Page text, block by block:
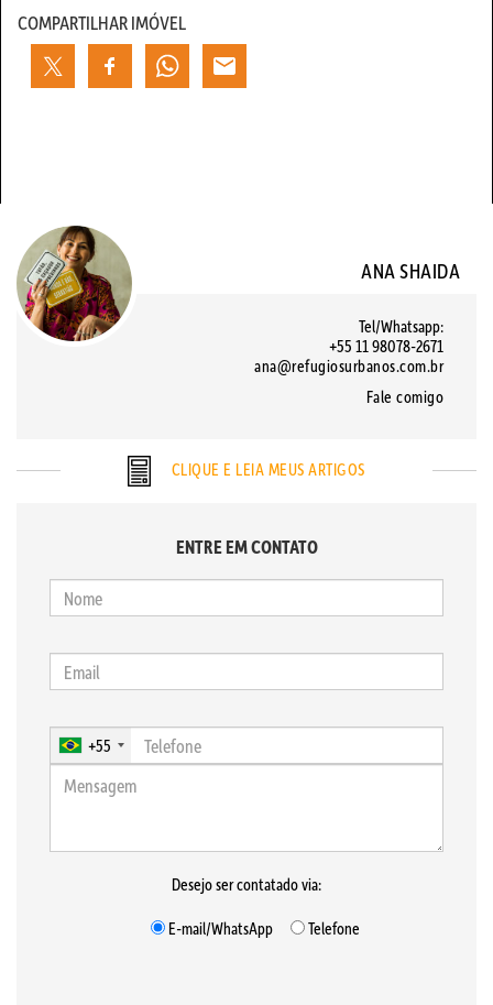
COMPARTILHAR IMÓVEL
ANA SHAIDA
Tel/Whatsapp:
+55 11 98078-2671
ana@refugiosurbanos.com.br
Fale comigo
CLIQUE E LEIA MEUS ARTIGOS
ENTRE EM CONTATO
+55
Desejo ser contatado via:
E-mail/WhatsApp
Telefone